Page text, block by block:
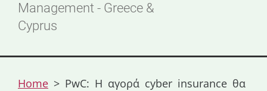
Management - Greece &
Cyprus
Home > PwC: Η αγορά cyber insurance θα